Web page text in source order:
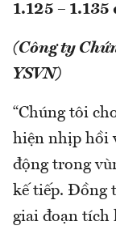
1.125 – 1.135
(Công ty
YSVN)
“Chúng tôi
hiện nhịp hồi
động trong
kế tiếp. Đồng
giai đoạn tích